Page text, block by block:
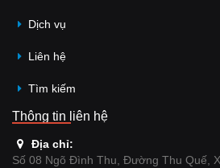
Dịch vụ
Liên hệ
Tìm kiếm
Thông tin liên hệ
Địa chỉ:
Số 08 Ngõ Đình Thu, Đường Thu Quế,